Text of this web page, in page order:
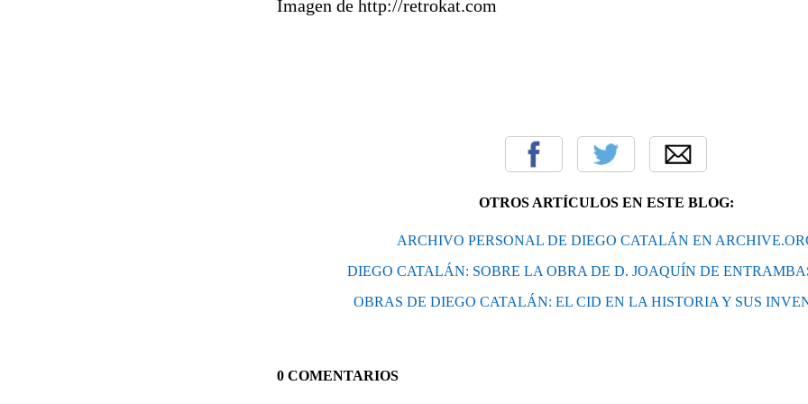
Imagen de http://retrokat.com
OTROS ARTÍCULOS EN ESTE BLOG:
ARCHIVO PERSONAL DE DIEGO CATALÁN EN
DIEGO CATALÁN: SOBRE LA OBRA DE D. JOAQUÍN DE
OBRAS DE DIEGO CATALÁN: EL CID EN LA HISTORIA Y SUS
0 COMENTARIOS